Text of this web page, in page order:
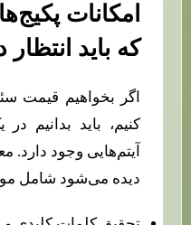
امکانات
که باید
کنیم، باید بدانیم
آیتم‌هایی وجود دارد.
دیده می‌شود شامل